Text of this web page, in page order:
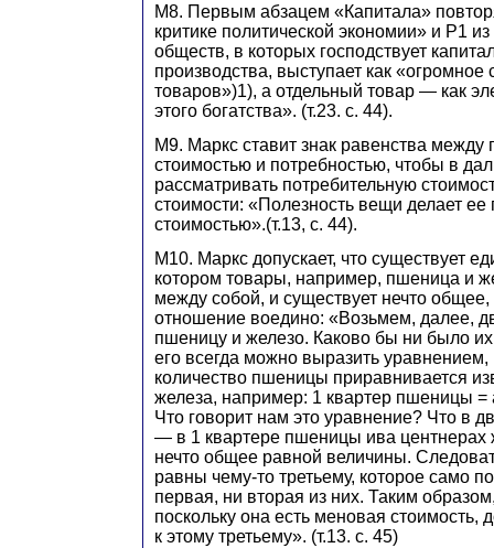
М8. Первым абзацем «Капитала»
критике политической экономии» и Р1
обществ, в которых господствует
производства, выступает как «огромное
товаров»)1), а отдельный товар — как
этого богатства». (т.23. с. 44).
М9. Маркс ставит знак равенства между
стоимостью и потребностью, чтобы в
рассматривать потребительную
стоимости: «Полезность вещи делает ее
стоимостью».(т.13, с. 44).
М10. Маркс допускает, что существует
котором товары, например, пшеница и
между собой, и существует нечто общее,
отношение воедино: «Возьмем, далее,
пшеницу и железо. Каково бы ни было
его всегда можно выразить
количество пшеницы приравнивается
железа, например: 1 квартер пшеницы =
Что говорит нам это уравнение? Что в
— в 1 квартере пшеницы ива центнерах
нечто общее равной величины.
равны чему-то третьему, которое само
первая, ни вторая из них. Таким
поскольку она есть меновая стоимость,
к этому третьему». (т.13. с. 45)